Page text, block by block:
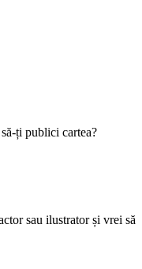
ți publici cartea?
sau ilustrator și vrei să